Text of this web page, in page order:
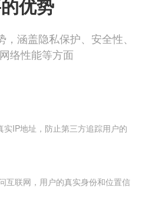
优势
涵盖隐私保护、安全性、
络性能等方面
实IP地址，防止第三方追踪用户的
互联网，用户的真实身份和位置信